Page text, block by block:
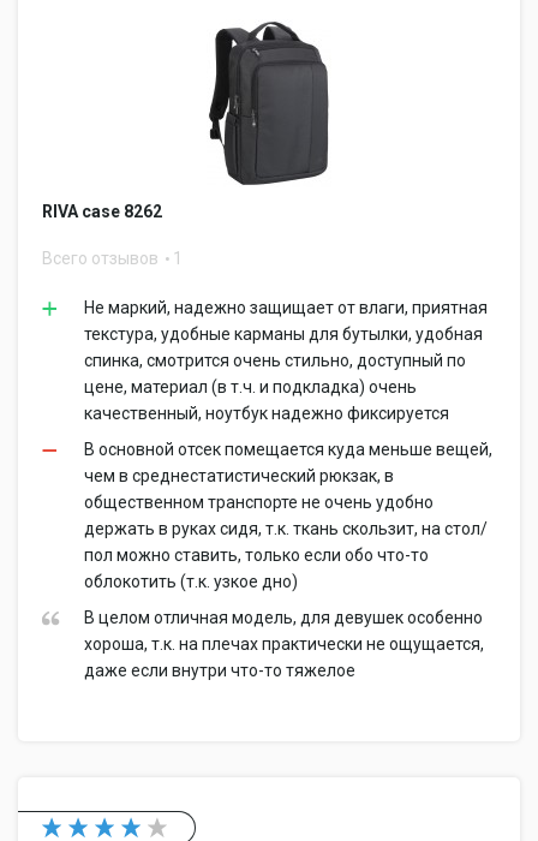
RIVA case 8262
Всего отзывов 1
Не маркий, надежно защищает от влаги, приятная
текстура, удобные карманы для бутылки, удобная
спинка, смотрится очень стильно, доступный по
цене, материал (в т.ч. и подкладка) очень
качественный, ноутбук надежно фиксируется
В основной отсек помещается куда меньше вещей,
чем в среднестатистический рюкзак, в
общественном транспорте не очень удобно
держать в руках сидя, т.к. ткань скользит, на стол/
пол можно ставить, только если обо что-то
облокотить (т.к. узкое дно)
В целом отличная модель, для девушек особенно
хороша, т.к. на плечах практически не ощущается,
даже если внутри что-то тяжелое